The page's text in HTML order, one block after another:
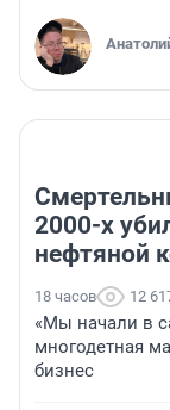
2000-х
нефтяной
18 часов 12
«Мы начали в
многодетная
бизнес